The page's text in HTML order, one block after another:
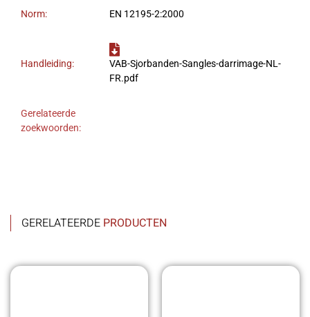
Norm: EN 12195-2:2000
Handleiding:
VAB-Sjorbanden-Sangles-darrimage-NL-
FR.pdf
Gerelateerde
zoekwoorden:
GERELATEERDE PRODUCTEN